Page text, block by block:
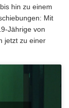
hin zu einem
Mit
Jährige von
jetzt zu einer